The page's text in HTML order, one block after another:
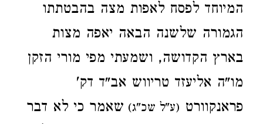
המיוחד לפסח לאפות מצה בהבטתתו
הגמורה שלשנה הבאה יאפה מצות
בארץ הקדושה, ושמעתי מפי מורי הזקן
מו"ה אליעזד טריווש אב"ד דק'
פראנקוורט (ע"ל שכ"ג) שאמר כי לא דבר